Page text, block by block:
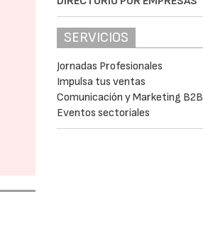
SERVICIOS
Jornadas Profesionales
Impulsa tus ventas
Comunicación y Marketing B2B
Eventos sectoriales